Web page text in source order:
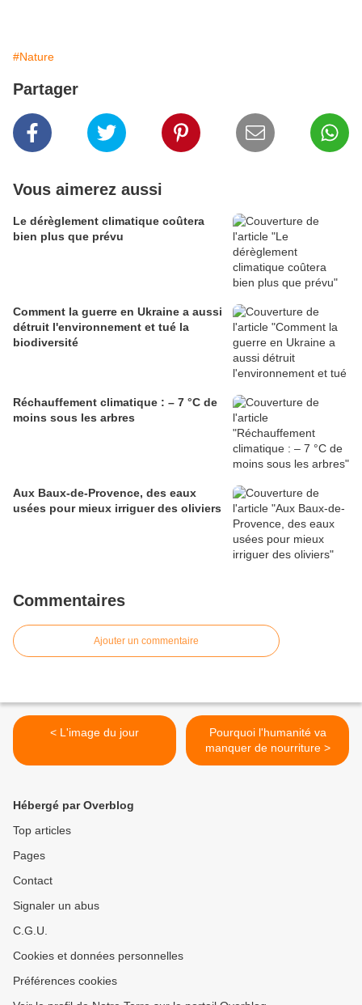
#Nature
Partager
Vous aimerez aussi
Le dérèglement climatique coûtera
bien plus que prévu
Comment la guerre en Ukraine a aussi
détruit l'environnement et tué la
biodiversité
Réchauffement climatique : – 7 °C de
moins sous les arbres
Aux Baux-de-Provence, des eaux
usées pour mieux irriguer des oliviers
Commentaires
Ajouter un commentaire
< L'image du jour
Pourquoi l'humanité va
manquer de nourriture >
Hébergé par Overblog
Top articles
Pages
Contact
Signaler un abus
C.G.U.
Cookies et données personnelles
Préférences cookies